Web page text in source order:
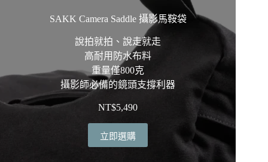
SAKK Camera Saddle 攝影馬鞍袋
說拍就拍、說走就走
高耐用防水布料
重量僅800克
攝影師必備的鏡頭支撐利器
NT$5,490
立即選購